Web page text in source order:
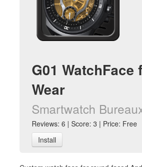
Watchfaces
G01 WatchFace
Wear
Smartwatch
Reviews: 6 | Score: 3 | Price: Free
Install